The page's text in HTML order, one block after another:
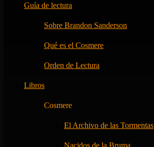
Guía de lectura
Sobre Brandon Sanderson
Qué es el Cosmere
Orden de Lectura
Libros
Cosmere
El Archivo de las Tormentas
Nacidos de la Bruma